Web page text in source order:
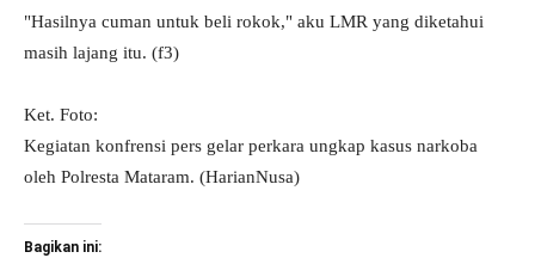
"Hasilnya cuman untuk beli rokok," aku LMR yang diketahui
masih lajang itu. (f3)
Ket. Foto:
Kegiatan konfrensi pers gelar perkara ungkap kasus narkoba
oleh Polresta Mataram. (HarianNusa)
Bagikan ini: